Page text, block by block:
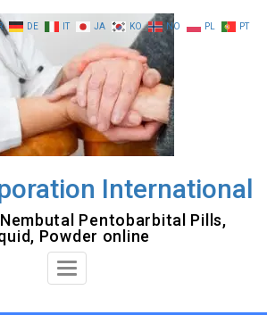
International
Pentobarbital Pills,
Powder online
Toggle
DE IT JA KO NO PL PT